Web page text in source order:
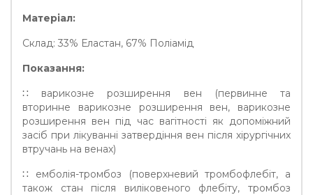
Матеріал:
Склад: 33% Еластан, 67% Поліамід
Показання:
∷ варикозне розширення вен (первинне та
вторинне варикозне розширення вен, варикозне
розширення вен під час вагітності як допоміжний
засіб при лікуванні затвердіння вен після хірургічних
втручань на венах)
∷ емболія-тромбоз (поверхневий тромбофлебіт, а
також стан після виліковеного флебіту, тромбоз